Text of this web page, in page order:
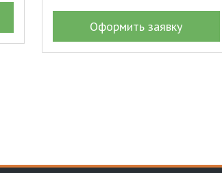
Оформить заявку